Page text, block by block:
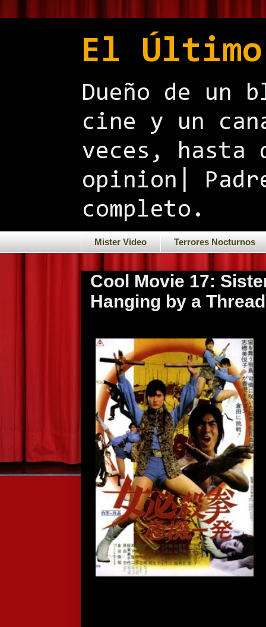
El
Dueño de un
cine y un
veces, hasta
opinion|
completo.
Mister Video Terrores Nocturnos
Cool Movie 17:
Hanging by a